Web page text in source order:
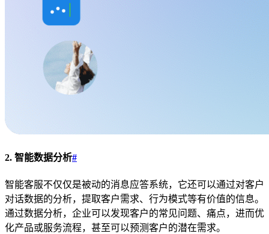
2. 智能数据分析#
智能客服不仅仅是被动的消息应答系统，它还可以通过对客户
对话数据的分析，提取客户需求、行为模式等有价值的信息。
通过数据分析，企业可以发现客户的常见问题、痛点，进而优
化产品或服务流程，甚至可以预测客户的潜在需求。